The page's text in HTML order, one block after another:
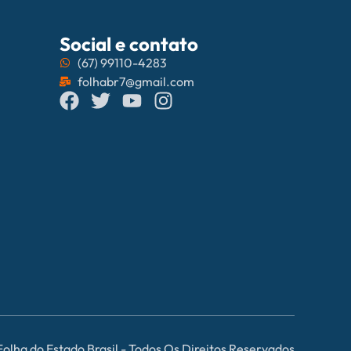
Social e contato
(67) 99110-4283
folhabr7@gmail.com